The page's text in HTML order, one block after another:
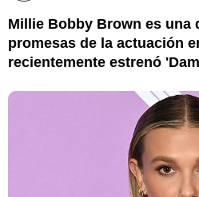
Millie Bobby Brown es una
promesas de la actuación
recientemente estrenó